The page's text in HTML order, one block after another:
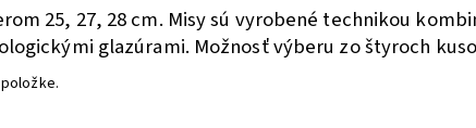
25, 27, 28 cm. Misy sú vyrobené technikou
glazúrami. Možnosť výberu zo štyroch